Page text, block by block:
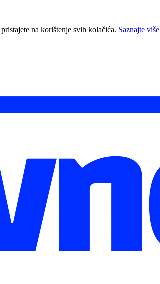
na korištenje svih kolačića. Saznajte više